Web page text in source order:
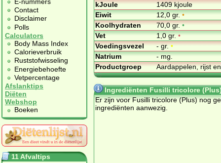
Contact
Disclaimer
Polls
Calculators
Body Mass Index
Calorieverbruik
Ruststofwisseling
Energiebehoefte
Vetpercentage
Afslanktips
Diëten
Webshop
Boeken
11 Afvaltips
kJoule
1409 kjoule
Eiwit
12,0 gr.•
Koolhydraten
70,0 gr.•
Vet
1,0 gr.•
Voedingsvezel
- gr.•
Natrium
- mg.
Productgroep
Aardappelen, rijst
Ingrediënten Fusilli tricolore
Er zijn voor Fusilli tricolore (Plus) nog
ingrediënten aanwezig.